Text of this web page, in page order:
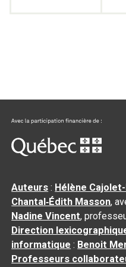
Auteurs : Hélène
Chantal‑Édith Masson,
Nadine Vincent,
Direction
informatique : Benoit
Professeurs